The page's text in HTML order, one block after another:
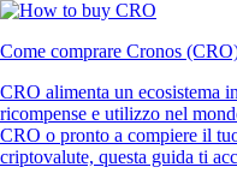
Come comprare Cronos
CRO alimenta un ecosistema
ricompense e utilizzo nel
CRO o pronto a compiere il
criptovalute, questa guida ti